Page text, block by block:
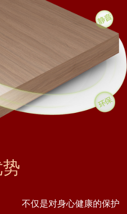
不仅是对身心健康的保护